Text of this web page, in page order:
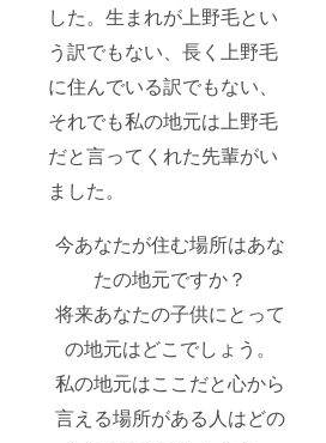
した。生まれが上野毛とい
う訳でもない、長く上野毛
に住んでいる訳でもない、
それでも私の地元は上野毛
だと言ってくれた先輩がい
ました。
今あなたが住む場所はあな
たの地元ですか？
将来あなたの子供にとって
の地元はどこでしょう。
私の地元はここだと心から
言える場所がある人はどの